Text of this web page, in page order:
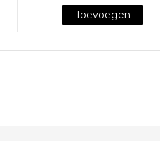
Toevoegen